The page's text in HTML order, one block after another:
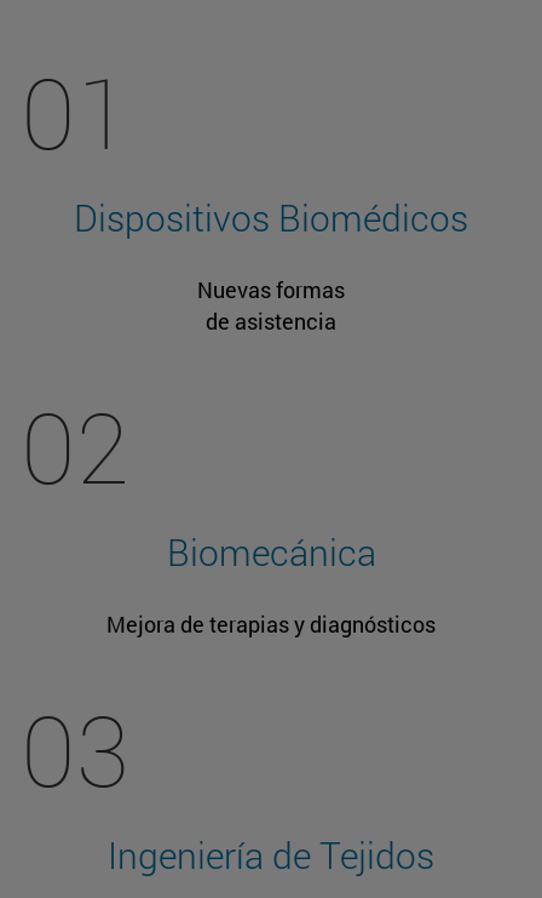
01
Dispositivos Biomédicos
Nuevas formas
de asistencia
02
Biomecánica
Mejora de terapias y diagnósticos
03
Ingeniería de Tejidos